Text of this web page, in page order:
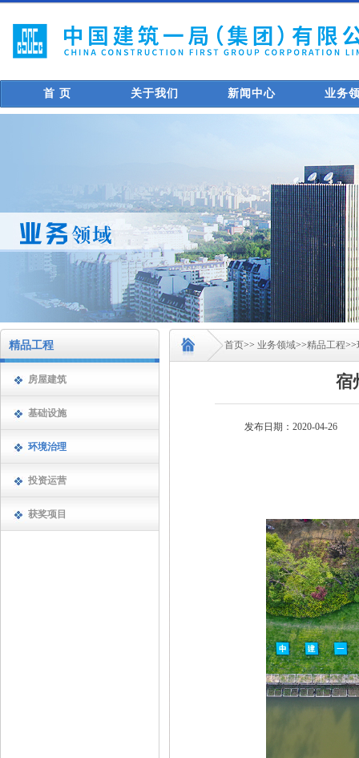
首 页 关于我们 新闻中心 业务
精品工程
房屋建筑
基础设施
环境治理
投资运营
获奖项目
首页>> 业务领域>>精品工程>>
宿
发布日期：2020-04-26